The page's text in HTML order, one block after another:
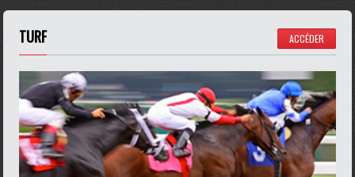
TURF ACCÉDER